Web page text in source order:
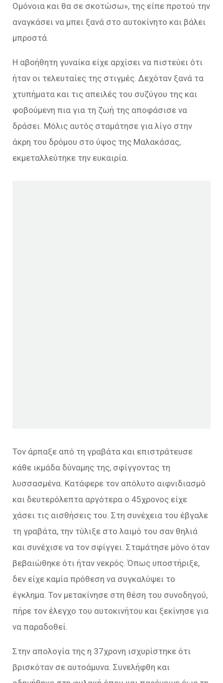
Ομόνοια και θα σε σκοτώσω», της είπε προτού την
αναγκάσει να μπει ξανά στο αυτοκίνητο και βάλει
μπροστά.
Η αβοήθητη γυναίκα είχε αρχίσει να πιστεύει ότι
ήταν οι τελευταίες της στιγμές. Δεχόταν ξανά τα
χτυπήματα και τις απειλές του συζύγου της και
φοβούμενη πια για τη ζωή της αποφάσισε να
δράσει. Μόλις αυτός σταμάτησε για λίγο στην
άκρη του δρόμου στο ύψος της Μαλακάσας,
εκμεταλλεύτηκε την ευκαιρία.
Τον άρπαξε από τη γραβάτα και επιστράτευσε
κάθε ικμάδα δύναμης της, σφίγγοντας τη
λυσσασμένα. Κατάφερε τον απόλυτο αιφνιδιασμό
και δευτερόλεπτα αργότερα ο 45χρονος είχε
χάσει τις αισθήσεις του. Στη συνέχεια του έβγαλε
τη γραβάτα, την τύλιξε στο λαιμό του σαν θηλιά
και συνέχισε να τον σφίγγει. Σταμάτησε μόνο όταν
βεβαιώθηκε ότι ήταν νεκρός. Όπως υποστήριξε,
δεν είχε καμία πρόθεση να συγκαλύψει το
έγκλημα. Τον μετακίνησε στη θέση του συνοδηγού,
πήρε τον έλεγχο του αυτοκινήτου και ξεκίνησε για
να παραδοθεί.
Στην απολογία της η 37χρονη ισχυρίστηκε ότι
βρισκόταν σε αυτοάμυνα. Συνελήφθη και